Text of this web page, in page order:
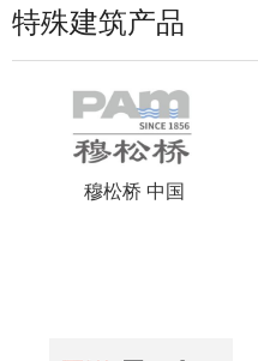
特殊建筑产品
穆松桥 中国